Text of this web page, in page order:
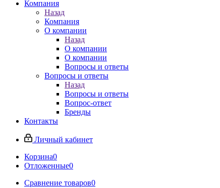
Компания
Назад
Компания
О компании
Назад
О компании
О компании
Вопросы и ответы
Вопросы и ответы
Назад
Вопросы и ответы
Вопрос-ответ
Бренды
Контакты
Личный кабинет
Корзина0
Отложенные0
Сравнение товаров0